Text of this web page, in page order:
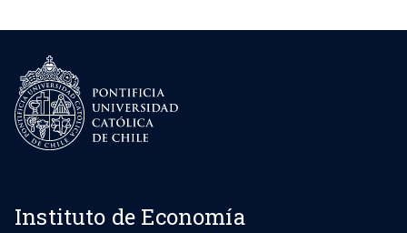
Instituto de Economía